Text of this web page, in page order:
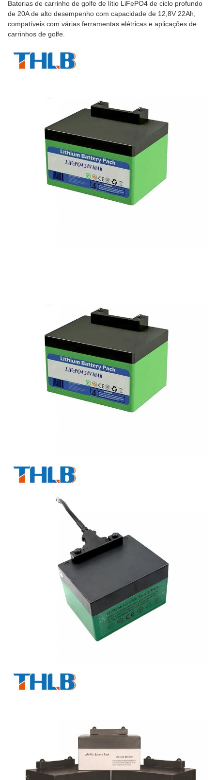
Baterias de carrinho de golfe de lítio LiFePO4 de ciclo profundo
de 20A de alto desempenho com capacidade de 12,8V 22Ah,
compatíveis com várias ferramentas elétricas e aplicações de
carrinhos de golfe.